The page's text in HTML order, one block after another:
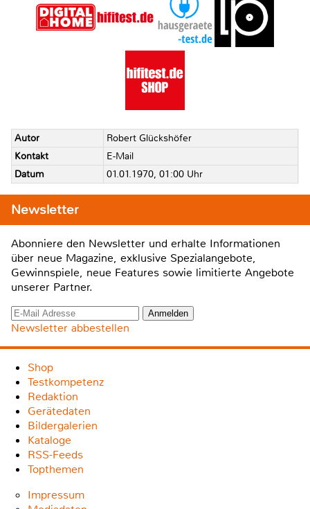
Autor
Robert Glückshöfer
Kontakt
E-Mail
Datum
01.01.1970, 01:00 Uhr
Newsletter
Abonniere den Newsletter und erhalte Informationen
über neue Magazine, exklusive Spezialangebote,
Gewinnspiele, neue Features sowie limitierte Angebote
unserer Partner.
Newsletter abbestellen
Shop
Testkompetenz
Redaktion
Gerätedaten
Bildergalerien
Kataloge
RSS-Feeds
Topthemen
Impressum